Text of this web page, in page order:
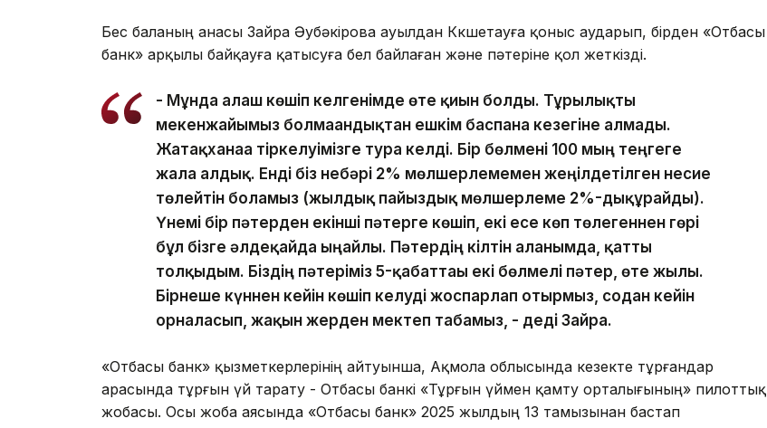
Бес баланың анасы Зайра Әубәкірова ауылдан Көкшетауға қоныс аударып, бірден «Отбасы
банк» арқылы байқауға қатысуға бел байлаған және пәтеріне қол жеткізді.
- Мұнда алғаш көшіп келгенімде өте қиын болды. Тұрғылықты
мекенжайымыз болмағандықтан ешкім баспана кезегіне алмады.
Жатақханаға тіркелуімізге тура келді. Бір бөлмені 100 мың теңгеге
жалға алдық. Енді біз небәрі 2% мөлшерлемемен жеңілдетілген несие
төлейтін боламыз (жылдық пайыздық мөлшерлеме 2%-дықұрайды).
Үнемі бір пәтерден екінші пәтерге көшіп, екі есе көп төлегеннен гөрі
бұл бізге әлдеқайда ыңғайлы. Пәтердің кілтін алғанымда, қатты
толқыдым. Біздің пәтеріміз 5-қабаттағы екі бөлмелі пәтер, өте жылы.
Бірнеше күннен кейін көшіп келуді жоспарлап отырмыз, содан кейін
орналасып, жақын жерден мектеп табамыз, - деді Зайра.
«Отбасы банк» қызметкерлерінің айтуынша, Ақмола облысында кезекте тұрғандар
арасында тұрғын үй тарату - Отбасы банкі «Тұрғын үймен қамту орталығының» пилоттық
жобасы. Осы жоба аясында «Отбасы банк» 2025 жылдың 13 тамызынан бастап